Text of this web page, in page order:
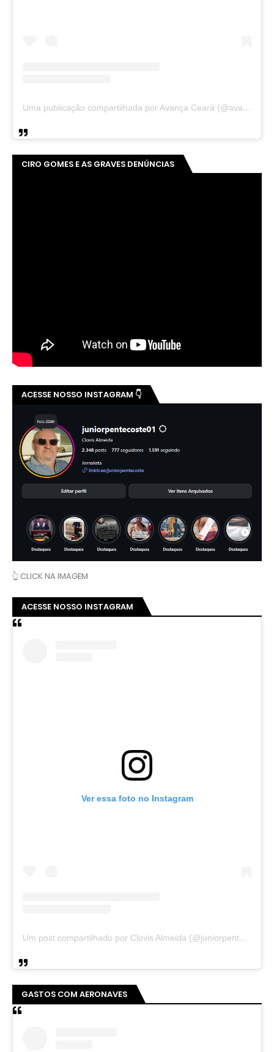
Uma publicação compartilhada por Avança Ceará (@avancaceara)
CIRO GOMES E AS GRAVES DENÚNCIAS
ACESSE NOSSO INSTAGRAM 👇
👆 CLICK NA IMAGEM
ACESSE NOSSO INSTAGRAM
Ver essa foto no Instagram
Um post compartilhado por Clovis Almeida (@juniorpentecoste01)
GASTOS COM AERONAVES